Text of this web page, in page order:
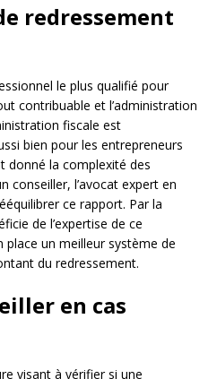
redressement
le plus qualifié pour
contribuable et l’administration
fiscale est
bien pour les entrepreneurs
donné la complexité des
conseiller, l’avocat expert en
ce rapport. Par la
de l’expertise de ce
un meilleur système de
du redressement.
en cas
visant à vérifier si une